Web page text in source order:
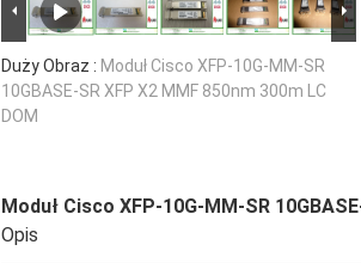
Duży Obraz : Moduł Cisco XFP-10G-MM-SR
10GBASE-SR XFP X2 MMF 850nm 300m LC
DOM
Moduł Cisco XFP-10G-MM-SR
Opis